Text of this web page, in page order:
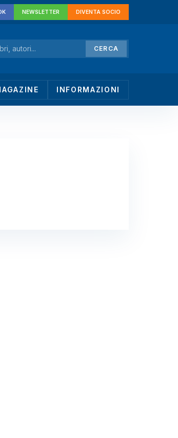
NEWSLETTER DIVENTA SOCIO
CERCA
INFORMAZIONI